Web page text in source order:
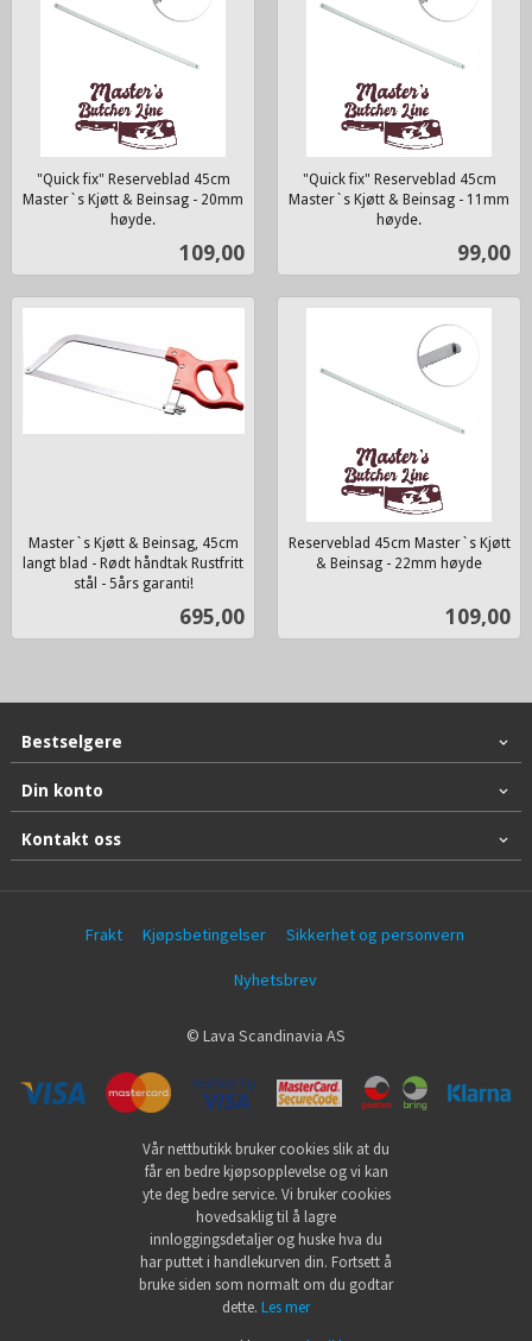
"Quick fix" Reserveblad 45cm
Master`s Kjøtt & Beinsag - 20mm
høyde.
Pris
109,00
"Quick fix" Reserveblad 45cm
Master`s Kjøtt & Beinsag - 11mm
høyde.
Pris
99,00
Master`s Kjøtt & Beinsag, 45cm
langt blad - Rødt håndtak Rustfritt
stål - 5års garanti!
Pris
695,00
Reserveblad 45cm Master`s Kjøtt
& Beinsag - 22mm høyde
Pris
109,00
Bestselgere
Din konto
Kontakt oss
Frakt Kjøpsbetingelser Sikkerhet og personvern
Nyhetsbrev
© Lava Scandinavia AS
Vår nettbutikk bruker cookies slik at du
får en bedre kjøpsopplevelse og vi kan
yte deg bedre service. Vi bruker cookies
hovedsaklig til å lagre
innloggingsdetaljer og huske hva du
har puttet i handlekurven din. Fortsett å
bruke siden som normalt om du godtar
dette. Les mer